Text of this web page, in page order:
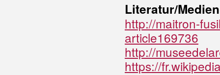
Literatur/Medien
http://maitron-
article169736
http://
https://